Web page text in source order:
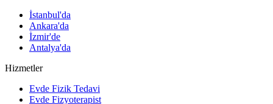
İstanbul'da
Ankara'da
İzmir'de
Antalya'da
Hizmetler
Evde Fizik Tedavi
Evde Fizyoterapist